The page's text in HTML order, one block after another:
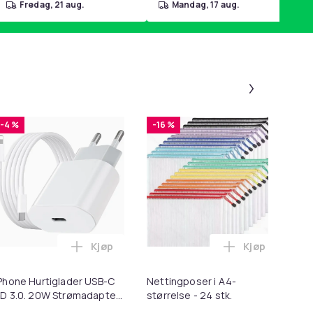
fredag, 21 aug. mandag, 17 aug.
for Poter i handlekurven
Macbook / Erstatningsadapter - MagSafe Gen 2 - 45W i
-4 %
Hurtiglader USB-C
3.0. 20W Strømadapter
Legg iPhone Hurtiglader USB-C PD 3.0.
Kjøp
-16 %
Nettingposer i A4-
størrelse - 24 stk.
Legg
Kjøp